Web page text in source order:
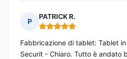
P
PATRICK R.
Nota: 5 su 5
Fabbricazione di tablet: Tablet
Securit - Chiaro. Tutto è andato